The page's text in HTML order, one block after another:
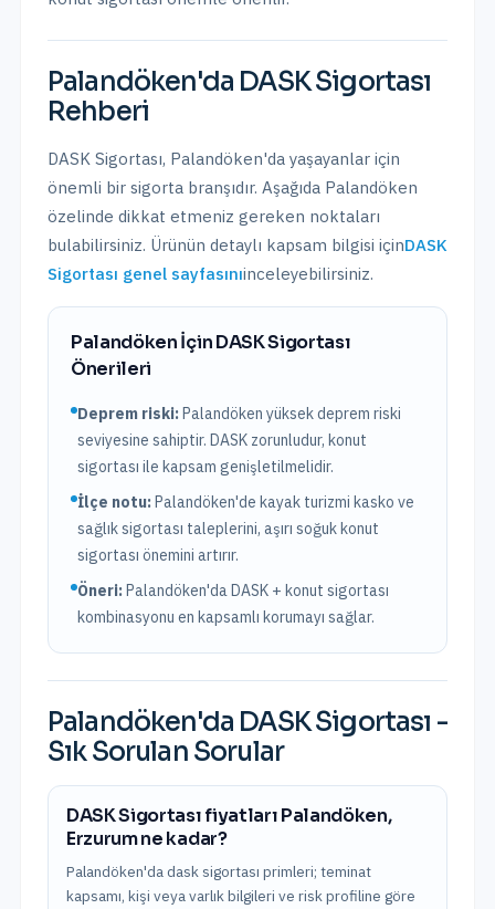
Palandöken'da DASK Sigortası
Rehberi
DASK Sigortası, Palandöken'da yaşayanlar için
önemli bir sigorta branşıdır. Aşağıda Palandöken
özelinde dikkat etmeniz gereken noktaları
bulabilirsiniz. Ürünün detaylı kapsam bilgisi içinDASK
Sigortası genel sayfasınıinceleyebilirsiniz.
PalandökenİçinDASK Sigortası
Önerileri
Deprem riski:Palandöken yüksekdeprem riski
seviyesine sahiptir. DASK zorunludur, konut
sigortası ile kapsam genişletilmelidir.
İlçe notu:Palandöken'de kayak turizmi kasko ve
sağlık sigortası taleplerini, aşırı soğuk konut
sigortası önemini artırır.
Öneri:Palandöken'da DASK + konut sigortası
kombinasyonu en kapsamlı korumayı sağlar.
Palandöken'da DASK Sigortası -
Sık Sorulan Sorular
DASK Sigortası fiyatları Palandöken,
Erzurum ne kadar?
Palandöken'da dask sigortası primleri; teminat
kapsamı, kişi veya varlık bilgileri ve risk profiline göre